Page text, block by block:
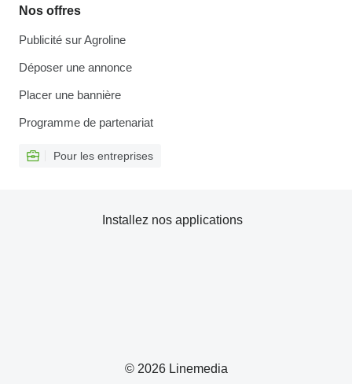
Nos offres
Publicité sur Agroline
Déposer une annonce
Placer une bannière
Programme de partenariat
Pour les entreprises
© 2026 Linemedia
Installez nos applications